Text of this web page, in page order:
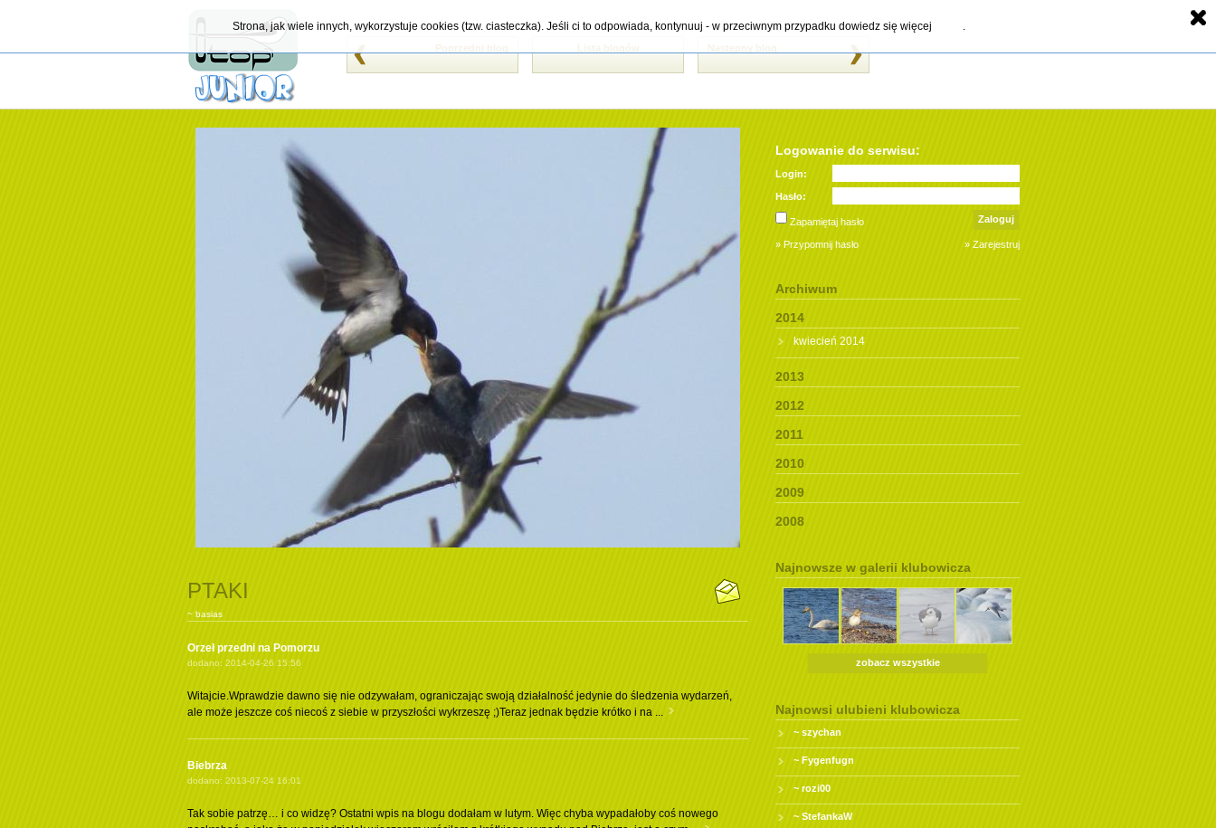
Strona, jak wiele innych, wykorzystuje cookies (tzw. ciasteczka). Jeśli ci to odpowiada, kontynuuj - w przeciwnym przypadku dowiedz się więcej .
PTAKI
~ basias
Orzeł przedni na Pomorzu
dodano: 2014-04-26 15:56
Witajcie.Wprawdzie dawno się nie odzywałam, ograniczając swoją działalność jedynie do śledzenia wydarzeń,
ale może jeszcze coś niecoś z siebie w przyszłości wykrzeszę ;)Teraz jednak będzie krótko i na ...
Biebrza
dodano: 2013-07-24 16:01
Tak sobie patrzę… i co widzę? Ostatni wpis na blogu dodałam w lutym. Więc chyba wypadałoby coś nowego
Logowanie do serwisu:
Login:
Hasło:
Zapamiętaj hasło Zaloguj
» Przypomnij hasło » Zarejestruj
Archiwum
2014
kwiecień 2014
2013
2012
2011
2010
2009
2008
Najnowsze w galerii klubowicza
zobacz wszystkie
Najnowsi ulubieni klubowicza
~ szychan
~ Fygenfugn
~ rozi00
~ StefankaW